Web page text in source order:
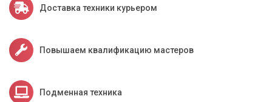
Доставка техники курьером
Повышаем квалификацию мастеров
Подменная техника